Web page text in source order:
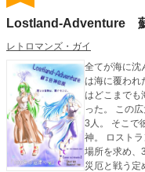
か”を感じたのか？」 ⸻ 第六章『
張が始まる。
初の“粒子”に、どこ
響の輪廻』 新たな宇宙が目を覚ます。だが私はもう、観測者
ではない。 “
かけること。 「魂とは、ただの記憶か。それとも、奇跡
か。」
Lostland-Adventure
レトロマンズ・ガイ
全てが海に沈んだ千年後
は海に覆われた。 いつの間にか意識を失い目覚
はどこまでも
った。 この広大な世界へ召喚されたリクト、イサ、ユザナの
3人。 そこで彼等を待っていたのは、巨神と呼ばれる守護
神。 ロストランドでの人々との出会いを経て、自らの生きる
場所を求め、3人
災厄と戦う定